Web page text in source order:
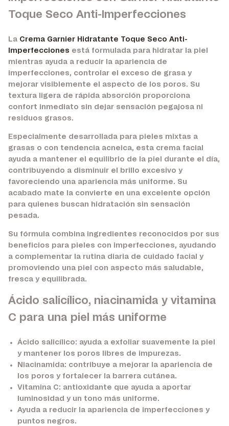
Toque Seco Anti-Imperfecciones
La Crema Garnier Hidratante Toque Seco Anti-
Imperfecciones está formulada para hidratar la piel
mientras ayuda a reducir la apariencia de
imperfecciones, controlar el exceso de grasa y
mejorar visiblemente el aspecto de los poros. Su
textura ligera de rápida absorción proporciona
confort inmediato sin dejar sensación pegajosa ni
residuos grasos.
Especialmente desarrollada para pieles mixtas a
grasas o con tendencia acneica, esta crema facial
ayuda a mantener el equilibrio de la piel durante el día,
contribuyendo a disminuir el brillo excesivo y
favoreciendo una apariencia más uniforme. Su
acabado mate la convierte en una excelente opción
para quienes buscan hidratación sin sensación
pesada.
Su fórmula combina ingredientes reconocidos por sus
beneficios para pieles con imperfecciones, ayudando
a complementar la rutina diaria de cuidado facial y
promoviendo una piel con aspecto más saludable,
fresca y equilibrada.
Ácido salicílico, niacinamida y vitamina
C para una piel más uniforme
Ácido salicílico: ayuda a exfoliar suavemente la piel
y mantener los poros libres de impurezas.
Niacinamida: contribuye a mejorar la apariencia de
los poros y fortalecer la barrera cutánea.
Vitamina C: antioxidante que ayuda a aportar
luminosidad y un tono más uniforme.
Ayuda a reducir la apariencia de imperfecciones y
puntos negros.